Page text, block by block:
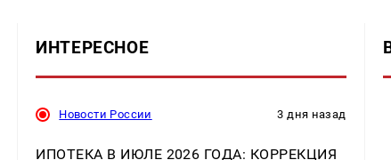
ИНТЕРЕСНОЕ
Новости России 3 дня назад
ИПОТЕКА В ИЮЛЕ 2026 ГОДА: КОРРЕКЦИЯ